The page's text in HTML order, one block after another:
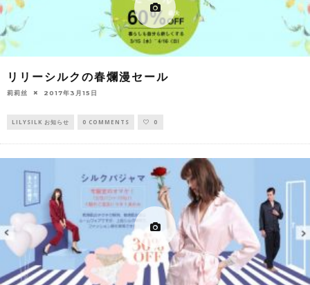
リリーシルクの春爛漫セール
莉莉丝 2017年3月15日
LILYSILK お知らせ 0 COMMENTS 0